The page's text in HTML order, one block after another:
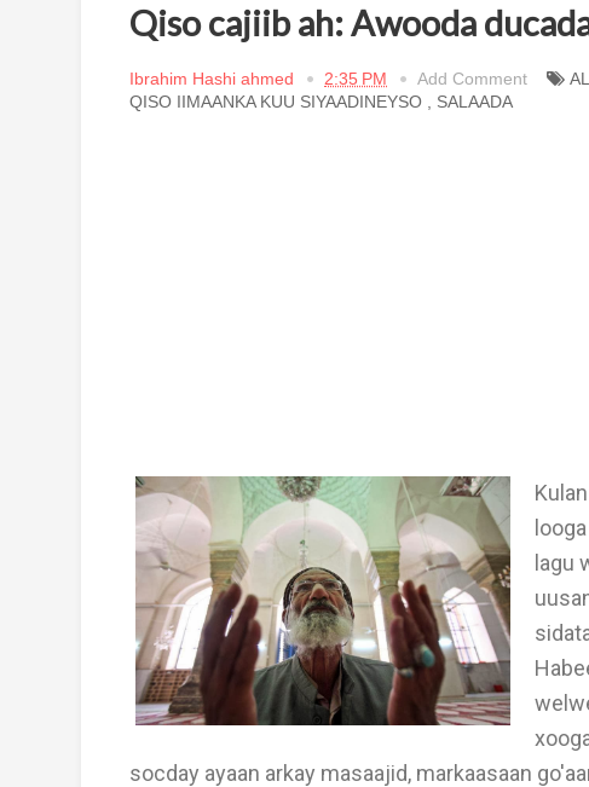
Qiso cajiib ah: Awooda
Ibrahim Hashi ahmed 2:35 PM Add Comment
QISO IIMAANKA KUU SIYAADINEYSO
SALAADA
lagu
socday ayaan arkay masaajid, markaasaan